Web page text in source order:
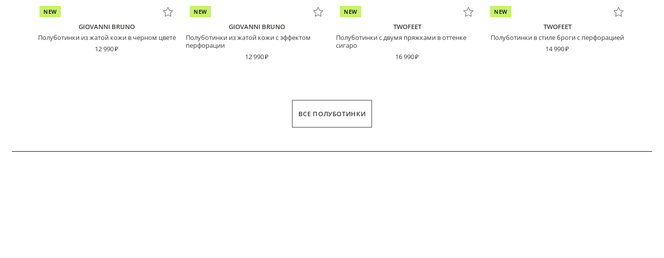
NEW
GIOVANNI BRUNO
Полуботинки из жатой кожи в черном цвете
12 990
NEW
GIOVANNI BRUNO
Полуботинки из жатой кожи с эффектом
перфорации
12 990
NEW
TWOFEET
Полуботинки с двумя пряжками в оттенке
сигаро
16 990
NEW
TWOFEET
Полуботинки в стиле броги с перфорацией
14 990
ВСЕ ПОЛУБОТИНКИ